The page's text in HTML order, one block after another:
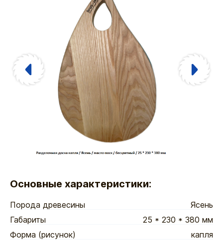
Основные характеристики:
Порода древесины
Ясень
Габариты
25 * 230 * 380 мм
Форма (рисунок)
капля